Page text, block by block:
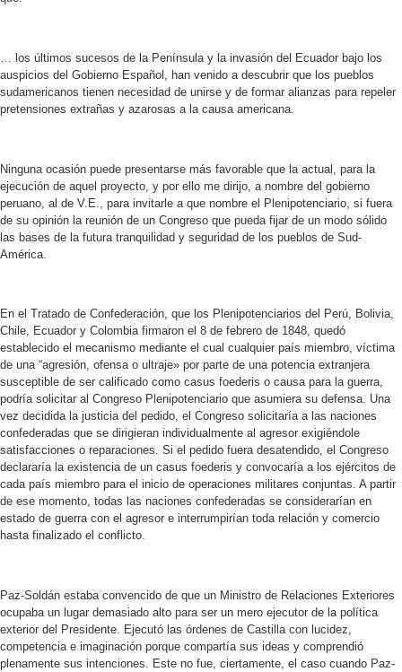
… los últimos sucesos de la Península y la invasión del Ecuador bajo los
auspicios del Gobierno Español, han venido a descubrir que los pueblos
sudamericanos tienen necesidad de unirse y de formar alianzas para repeler
pretensiones extrañas y azarosas a la causa americana.
Ninguna ocasión puede presentarse más favorable que la actual, para la
ejecución de aquel proyecto, y por ello me dirijo, a nombre del gobierno
peruano, al de V.E., para invitarle a que nombre el Plenipotenciario, si fuera
de su opinión la reunión de un Congreso que pueda fijar de un modo sólido
las bases de la futura tranquilidad y seguridad de los pueblos de Sud-
América.
En el Tratado de Confederación, que los Plenipotenciarios del Perú, Bolivia,
Chile, Ecuador y Colombia firmaron el 8 de febrero de 1848, quedó
establecido el mecanismo mediante el cual cualquier país miembro, víctima
de una “agresión, ofensa o ultraje» por parte de una potencia extranjera
susceptible de ser calificado como casus foederis o causa para la guerra,
podría solicitar al Congreso Plenipotenciario que asumiera su defensa. Una
vez decidida la justicia del pedido, el Congreso solicitaría a las naciones
confederadas que se dirigieran individualmente al agresor exigiéndole
satisfacciones o reparaciones. Si el pedido fuera desatendido, el Congreso
declararía la existencia de un casus foederis y convocaría a los ejércitos de
cada país miembro para el inicio de operaciones militares conjuntas. A partir
de ese momento, todas las naciones confederadas se considerarían en
estado de guerra con el agresor e interrumpirían toda relación y comercio
hasta finalizado el conflicto.
Paz-Soldán estaba convencido de que un Ministro de Relaciones Exteriores
ocupaba un lugar demasiado alto para ser un mero ejecutor de la política
exterior del Presidente. Ejecutó las órdenes de Castilla con lucidez,
competencia e imaginación porque compartía sus ideas y comprendió
plenamente sus intenciones. Este no fue, ciertamente, el caso cuando Paz-